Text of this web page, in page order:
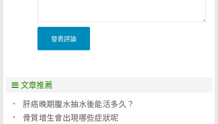
發表評論
文章推薦
肝癌晚期腹水抽水後能活多久？
骨質增生會出現哪些症狀呢